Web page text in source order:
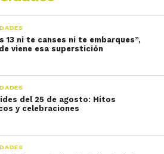
13 ni te canses ni te embarques”,
viene esa superstición
del 25 de agosto: Hitos
y celebraciones